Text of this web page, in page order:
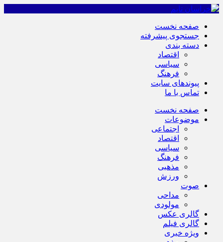
صفحه نخست
جستجوی پیشرفته
دسته بندی
اقتصاد
سیاسی
فرهنگ
پیوندهای سایت
تماس با ما
صفحه نخست
موضوعات
اجتماعی
اقتصاد
سیاسی
فرهنگ
مذهبی
ورزش
صوت
مداحی
مولودی
گالری عکس
گالری فیلم
ویژه خبری